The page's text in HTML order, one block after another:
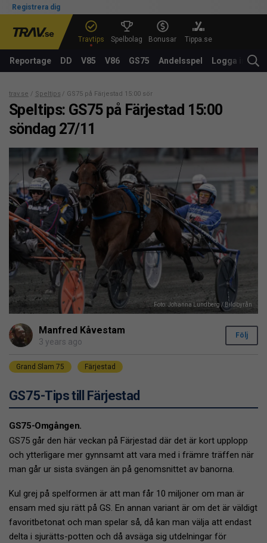
Registrera dig
Travtips Spelbolag Bonusar Tippa.se
Reportage DD V85 V86 GS75 Andelsspel Logga in
trav.se Speltips GS75 på Färjestad 15:00 söndag 27/11
Speltips: GS75 på Färjestad 15:00
söndag 27/11
Foto: Johanna Lundberg / Bildbyrån
Manfred Kåvestam
3 years ago
Följ
Grand Slam 75 Färjestad
GS75-Tips till Färjestad
GS75-Omgången.
GS75 går den här veckan på Färjestad där det är kort upplopp
och ytterligare mer gynnsamt att vara med i främre träffen när
man går ur sista svängen än på genomsnittet av banorna.
Kul grej på spelformen är att man får 10 miljoner om man är
ensam med sju rätt på GS. En annan variant är om det är väldigt
favoritbetonat och man spelar så, då kan man välja att endast
delta i sjurätts-potten och då avsäga sig utdelningar för